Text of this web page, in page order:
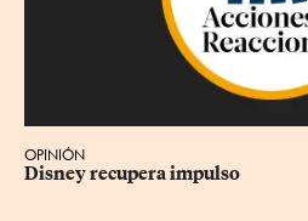
OPINIÓN
Disney recupera impulso